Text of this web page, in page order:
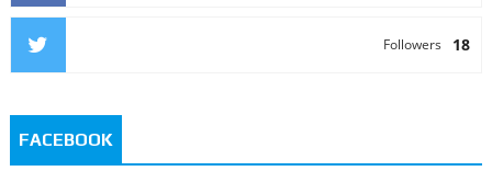
18
Followers
FACEBOOK